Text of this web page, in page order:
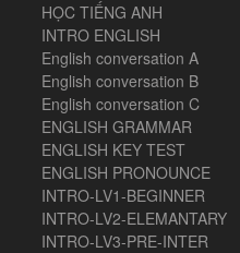
HỌC TIẾNG ANH
INTRO ENGLISH
English conversation A
English conversation B
English conversation C
ENGLISH GRAMMAR
ENGLISH KEY TEST
ENGLISH PRONOUNCE
INTRO-LV1-BEGINNER
INTRO-LV2-ELEMANTARY
INTRO-LV3-PRE-INTER